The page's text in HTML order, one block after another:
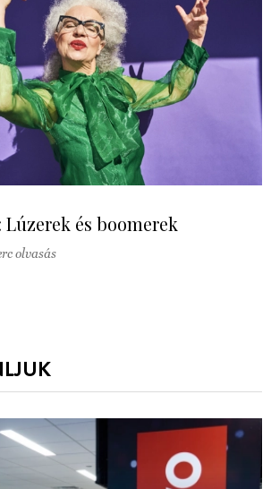
és boomerek
olvasás